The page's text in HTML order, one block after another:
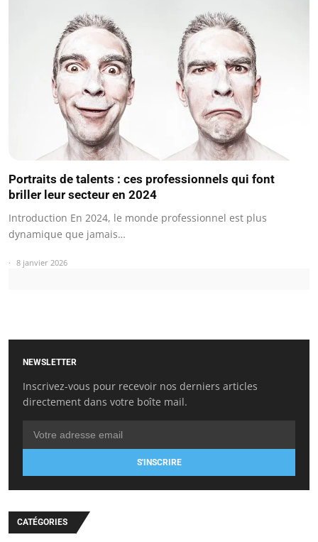
Portraits de talents : ces professionnels qui font
briller leur secteur en 2024
Introduction En 2024, le monde professionnel est plus
dynamique que jamais…
8 janvier 2026
NEWSLETTER
Inscrivez-vous pour recevoir nos derniers articles
directement dans votre boîte mail.
S'INSCRIRE
CATÉGORIES